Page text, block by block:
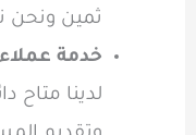
ثمين ونحن
خدمة
لدينا متاح